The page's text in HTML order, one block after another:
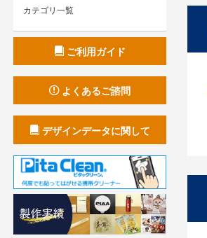
カテゴリ一覧
ご利用ガイド
よくあるご諮問
デザインデータに関して